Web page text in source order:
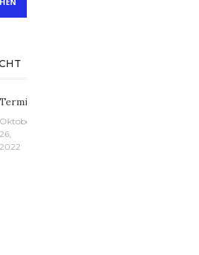
Termine
Oktober
26,
2022